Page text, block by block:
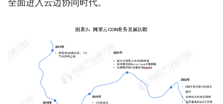
全面进入云边协同时代。